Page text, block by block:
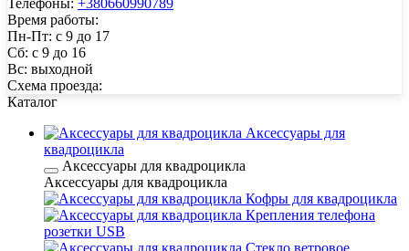
Телефоны: +380660990789
Время работы:
Пн-Пт: с 9 до 17
Сб: с 9 до 16
Вс: выходной
Схема проезда:
Каталог
Аксессуары для
квадроцикла
Аксессуары для квадроцикла
Аксессуары для квадроцикла
Кофры для квадроцикла
Крепления телефона
розетки USB
Стекло ветровое